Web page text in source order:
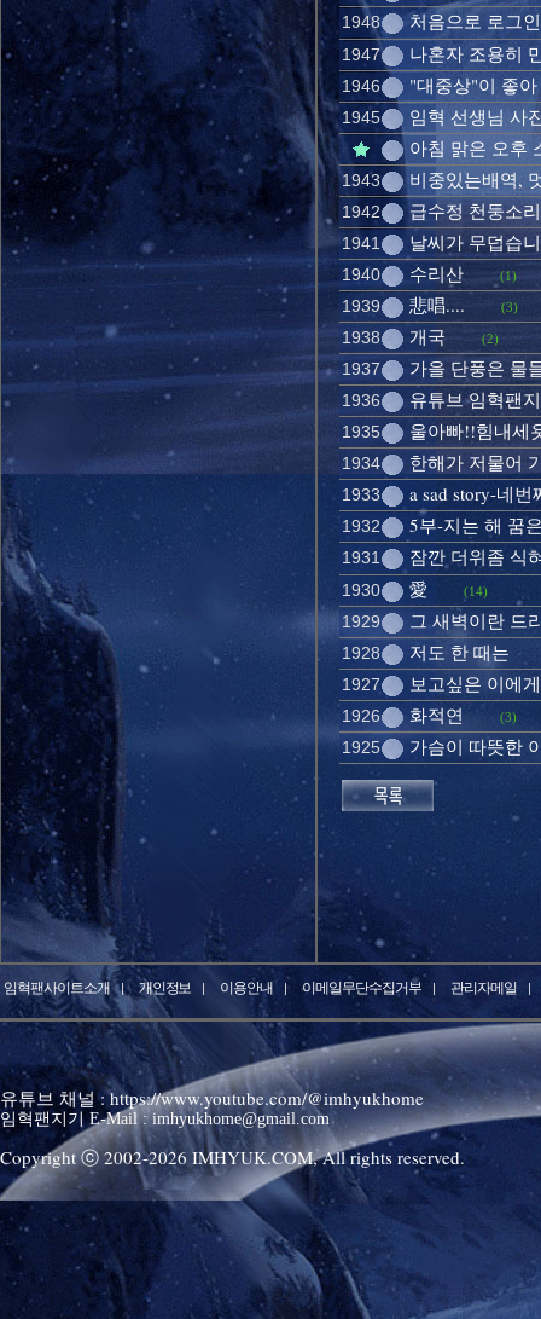
1948 처음으로 로그
1947 나혼자 조용히
1946 "대중상"이 좋
1945
임혁 선생님 사
아침 맑은 오후
1943 비중있는배역,
1942 급수정 천둥소
1941 날씨가 무덥습
1940 수리산 (1)
1939 悲唱.... (3)
1938 개국 (2)
1937 가을 단풍은 물
1936 유튜브 임혁팬
1935 울아빠!!힘내세
1934 한해가 저물어
1933 a sad story-네
1932 5부-지는 해 꿈
1931 잠깐 더위좀 식
1930 愛 (14)
1929 그 새벽이란 드
1928 저도 한 때는
1927 보고싶은 이에
1926 화적연 (3)
1925 가슴이 따뜻한
임혁팬사이트소개 개인정보 이용안내 이메일무단수집거부 관리자메일
유튜브 채널 : https://www.youtube.com/@imhyukhome
임혁팬지기 E-Mail : imhyukhome@gmail.com
Copyright ⓒ 2002-2026 IMHYUK.COM,All rights reserved.